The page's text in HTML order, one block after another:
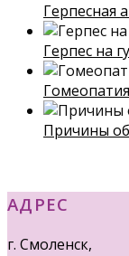
Герпесная
Герпес на
Причины
АДРЕС
г. Смоленск,